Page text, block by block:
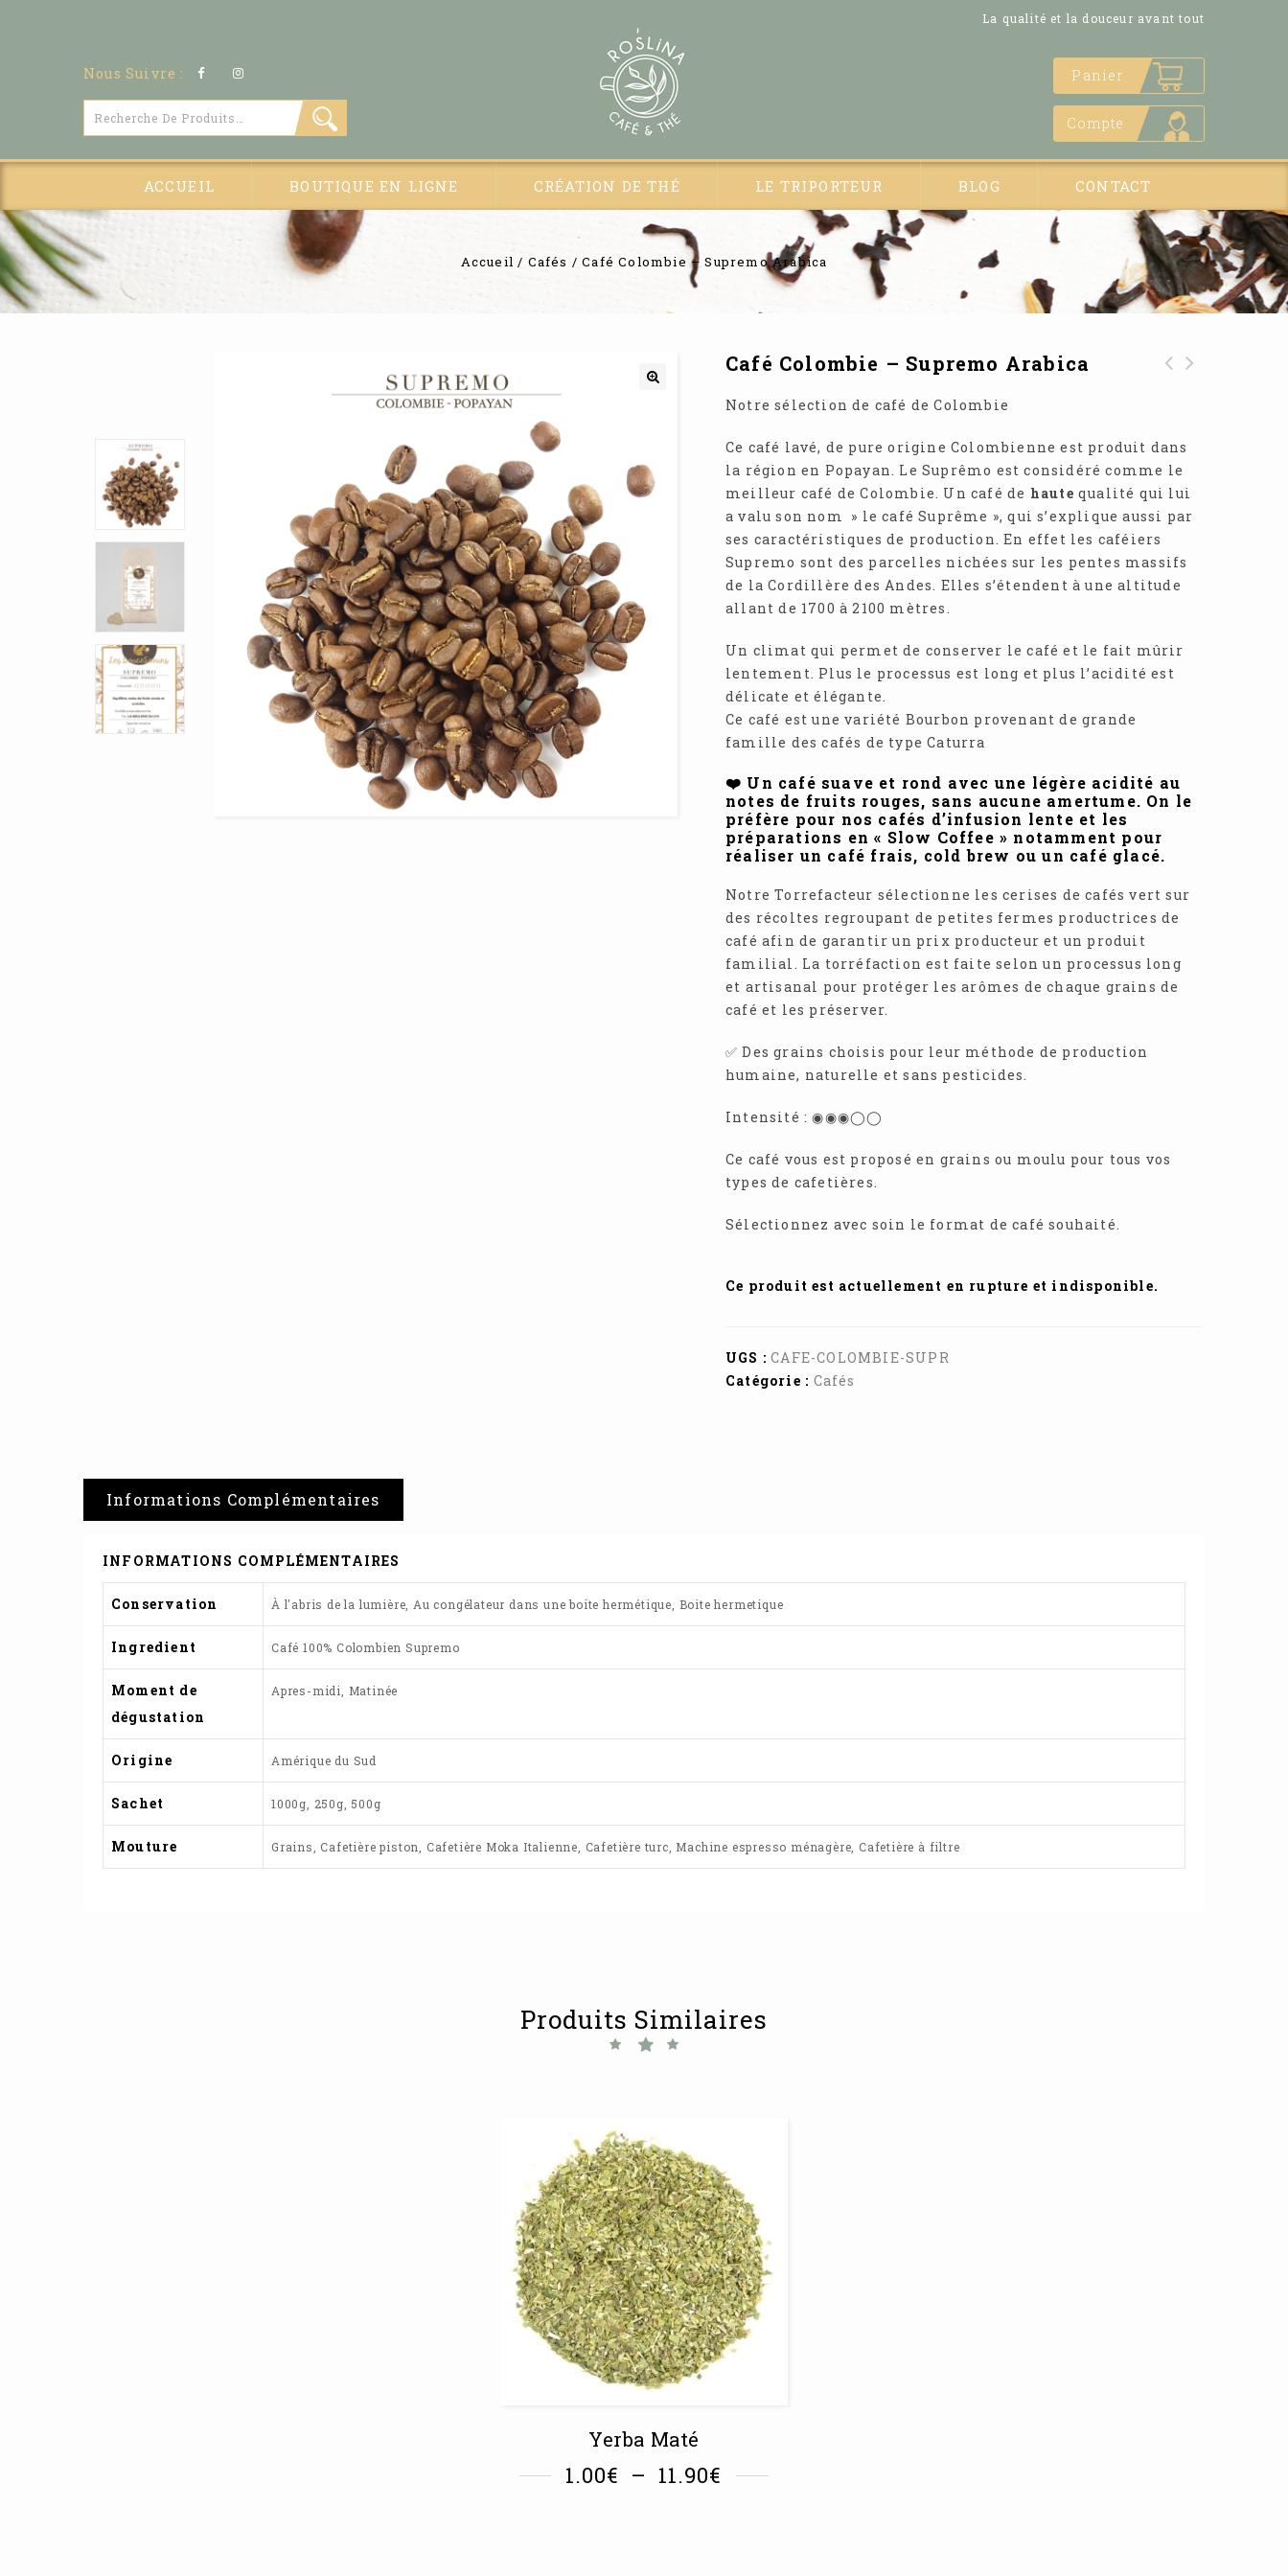
La qualité et la douceur avant tout
Nous Suivre : Panier
Compte
ACCUEIL BOUTIQUE EN LIGNE CRÉATION DE THÉ LE TRIPORTEUR BLOG CONTACT
Accueil / Cafés /Café Colombie – Supremo Arabica
Café Colombie – Supremo Arabica
Notre sélection de café de Colombie
Ce café lavé, de pure origine Colombienne est produit dans
la région en Popayan. Le Suprêmo est considéré comme le
meilleur café de Colombie. Un café de haute qualité qui lui
a valu son nom » le café Suprême », qui s’explique aussi par
ses caractéristiques de production. En effet les caféiers
Supremo sont des parcelles nichées sur les pentes massifs
de la Cordillère des Andes. Elles s’étendent à une altitude
allant de 1700 à 2100 mètres.
Un climat qui permet de conserver le café et le fait mûrir
lentement. Plus le processus est long et plus l’acidité est
délicate et élégante.
Ce café est une variété Bourbon provenant de grande
famille des cafés de type Caturra
❤️ Un café suave et rond avec une légère acidité au
notes de fruits rouges, sans aucune amertume. On le
préfère pour nos cafés d’infusion lente et les
préparations en « Slow Coffee » notamment pour
réaliser un café frais, cold brew ou un café glacé.
Notre Torrefacteur sélectionne les cerises de cafés vert sur
des récoltes regroupant de petites fermes productrices de
café afin de garantir un prix producteur et un produit
familial. La torréfaction est faite selon un processus long
et artisanal pour protéger les arômes de chaque grains de
café et les préserver.
✅ Des grains choisis pour leur méthode de production
humaine, naturelle et sans pesticides.
Intensité : ◉◉◉◯◯
Ce café vous est proposé en grains ou moulu pour tous vos
types de cafetières.
Sélectionnez avec soin le format de café souhaité.
Ce produit est actuellement en rupture et indisponible.
UGS :CAFE-COLOMBIE-SUPR
Catégorie : Cafés
Informations Complémentaires
INFORMATIONS COMPLÉMENTAIRES
Conservation À l'abris de la lumière, Au congélateur dans une boite hermétique, Boite hermetique
Ingredient Café 100% Colombien Supremo
Moment de
dégustation
Apres-midi, Matinée
Origine Amérique du Sud
Sachet 1000g, 250g, 500g
Mouture Grains, Cafetière piston, Cafetière Moka Italienne, Cafetière turc, Machine espresso ménagère, Cafetière à filtre
Produits Similaires
Yerba Maté
1.00€ – 11.90€